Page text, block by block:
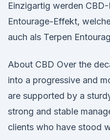
Einzigartig werden
Entourage-Effekt,
auch als Terpen
About CBD Over the
into a progressive and
are supported by a
strong and stable
clients who have stood